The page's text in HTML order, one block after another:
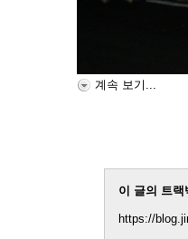
계속 보기...
이 글의 트랙
https://